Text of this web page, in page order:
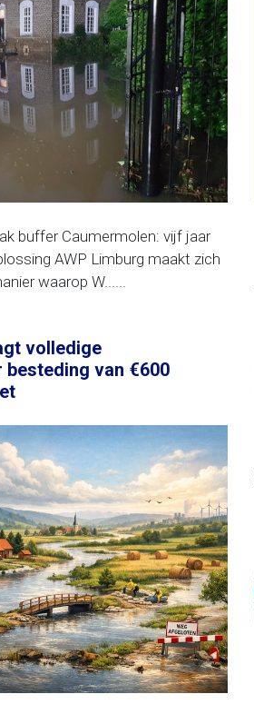
buffer Caumermolen: vijf jaar
AWP Limburg maakt zich
waarop W......
volledige
van €600